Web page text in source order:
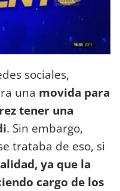
sociales,
una movida para
tener una
. Sin embargo,
trataba de eso, si
ya que la
cargo de los